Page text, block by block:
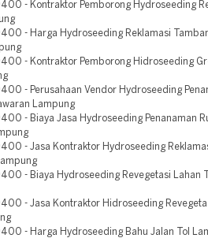
- Kontraktor Pemborong Hydroseeding
- Harga Hydroseeding Reklamasi
- Kontraktor Pemborong Hidroseeding
- Perusahaan Vendor Hydroseeding
Lampung
- Biaya Jasa Hydroseeding Penanaman
- Jasa Kontraktor Hydroseeding
- Biaya Hydroseeding Revegetasi Lahan
- Jasa Kontraktor Hidroseeding
- Harga Hydroseeding Bahu Jalan Tol